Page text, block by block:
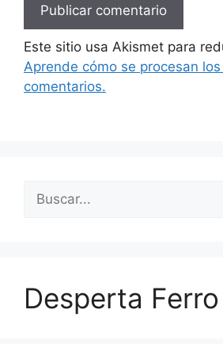
Este sitio usa Akismet para
Aprende cómo se procesan
comentarios.
Desperta Ferro